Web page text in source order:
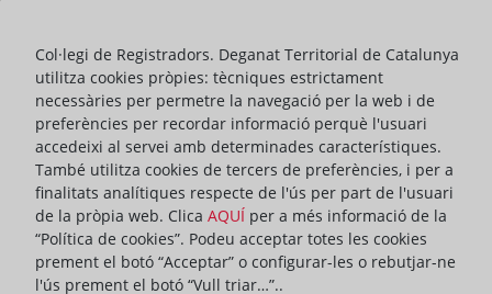
ACTUALITAT DEL DEGANAT
Col·legi de Registradors. Deganat Territorial de Catalunya
utilitza cookies pròpies: tècniques estrictament
necessàries per permetre la navegació per la web i de
preferències per recordar informació perquè l'usuari
accedeixi al servei amb determinades característiques.
També utilitza cookies de tercers de preferències, i per a
finalitats analítiques respecte de l'ús per part de l'usuari
de la pròpia web. Clica AQUÍ per a més informació de la
“Política de cookies”. Podeu acceptar totes les cookies
prement el botó “Acceptar” o configurar-les o rebutjar-ne
l'ús prement el botó “Vull triar…”..